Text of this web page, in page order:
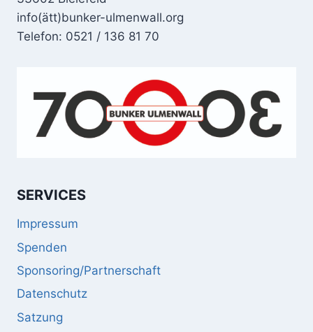
info(ätt)bunker-ulmenwall.org
Telefon: 0521 / 136 81 70
SERVICES
Impressum
Spenden
Sponsoring/Partnerschaft
Datenschutz
Satzung